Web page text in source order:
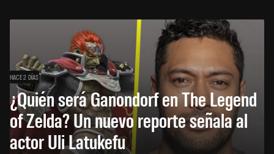
HACE 2 DÍAS
¿Quién será Ganondorf en The Legend
of Zelda? Un nuevo reporte señala al
actor Uli Latukefu